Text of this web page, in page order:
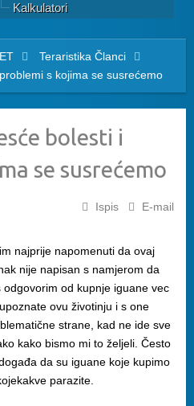
Kalkulatori
Teraristika Članci
s kojima se susrećemo
bolesti i
se susrećemo
Ispis E-mail
najprije napomenuti da ovaj
nije napisan s namjerom da
odgovorim od kupnje iguane vec
ovu životinju i s one
strane, kad ne ide sve
kako bismo mi to željeli. Često
da su iguane koje kupimo
parazite.